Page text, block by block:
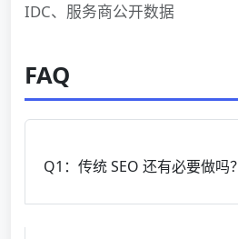
IDC、服务商公开数据
FAQ
Q1：传统 SEO 还有必要做吗？